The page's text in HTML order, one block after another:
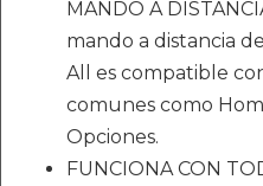
MANDO A
mando a distancia
All es compatible
comunes como
Opciones.
FUNCIONA CON